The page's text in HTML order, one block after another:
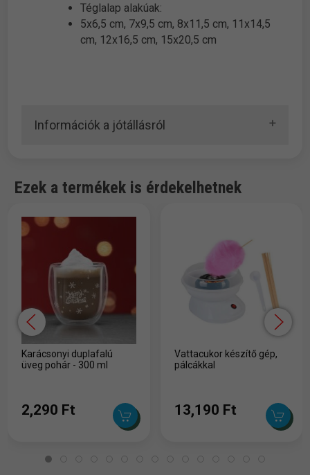
Téglalap alakúak:
5x6,5 cm, 7x9,5 cm, 8x11,5 cm, 11x14,5
cm, 12x16,5 cm, 15x20,5 cm
Információk a jótállásról
Ezek a termékek is érdekelhetnek
Karácsonyi duplafalú
üveg pohár - 300 ml
2,290 Ft
Vattacukor készítő gép,
pálcákkal
13,190 Ft